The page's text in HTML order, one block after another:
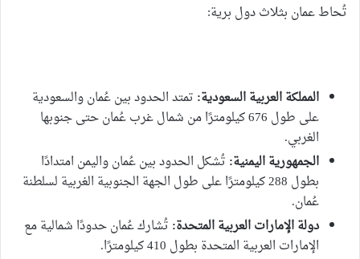
تُحاط عمان بثلاث دول برية:
المملكة العربية السعودية: تمتد الحدود بين عُمان والسعودية
على طول 676 كيلومترًا من شمال غرب عُمان حتى جنوبها
الغربي.
الجمهورية اليمنية: تُشكل الحدود بين عُمان واليمن امتدادًا
بطول 288 كيلومترًا على طول الجهة الجنوبية الغربية لسلطنة
عُمان.
دولة الإمارات العربية المتحدة: تُشارك عُمان حدودًا شمالية مع
الإمارات العربية المتحدة بطول 410 كيلومترًا.